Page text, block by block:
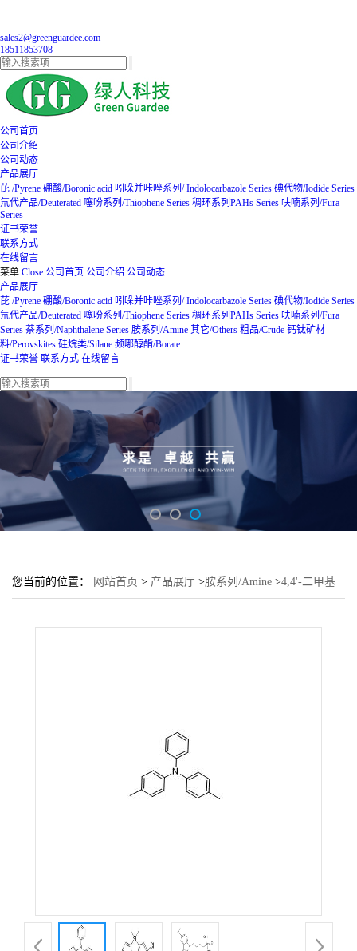
sales2@greenguardee.com
18511853708
公司首页
公司介绍
公司动态
产品展厅
芘 /Pyrene 硼酸/Boronic acid 吲哚并咔唑系列/ Indolocarbazole Series 碘代物/Iodide Series
氘代产品/Deuterated 噻吩系列/Thiophene Series 稠环系列PAHs Series 呋喃系列/Fura
Series
证书荣誉
联系方式
在线留言
菜单 Close 公司首页 公司介绍 公司动态
产品展厅
芘 /Pyrene 硼酸/Boronic acid 吲哚并咔唑系列/ Indolocarbazole Series 碘代物/Iodide Series
氘代产品/Deuterated 噻吩系列/Thiophene Series 稠环系列PAHs Series 呋喃系列/Fura
Series 萘系列/Naphthalene Series 胺系列/Amine 其它/Others 粗品/Crude 钙钛矿材
料/Perovskites 硅烷类/Silane 频哪醇酯/Borate
证书荣誉 联系方式 在线留言
您当前的位置： 网站首页 > 产品展厅 >胺系列/Amine >4,4'-二甲基